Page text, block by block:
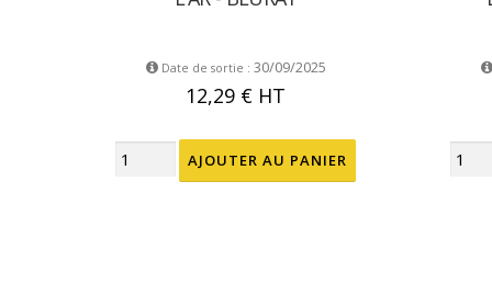
Date de sortie : 30/09/2025
12,29 € HT